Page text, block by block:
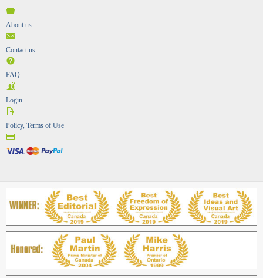
About us
Contact us
FAQ
Login
Policy, Terms of Use